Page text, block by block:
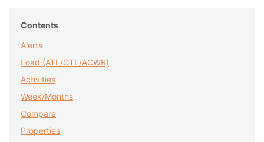
Contents
Alerts
Load (ATL/CTL/ACWR)
Activities
Week/Months
Compare
Properties